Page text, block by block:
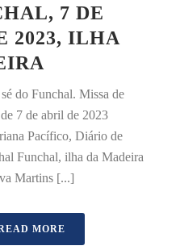
7 DE
2023, ILHA
do Funchal. Missa de
7 de abril de 2023
Pacífico, Diário de
Funchal, ilha da Madeira
Martins [...]
MORE